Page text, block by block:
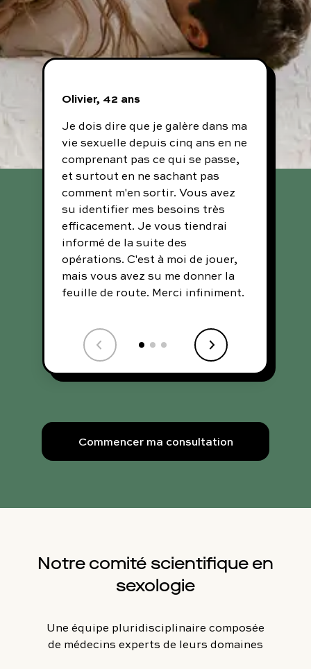
Olivier, 42 ans
Je dois dire que je galère dans ma
vie sexuelle depuis cinq ans en ne
comprenant pas ce qui se passe,
et surtout en ne sachant pas
comment m'en sortir. Vous avez
su identifier mes besoins très
efficacement. Je vous tiendrai
informé de la suite des
opérations. C'est à moi de jouer,
mais vous avez su me donner la
feuille de route. Merci infiniment.
Je
Commencer ma consultation
Notre comité scientifique en
sexologie
Une équipe pluridisciplinaire composée
de médecins experts de leurs domaines